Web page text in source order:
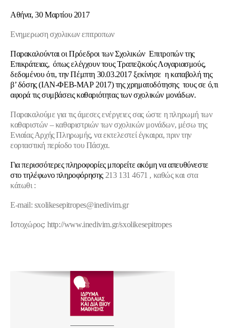
Αθήνα, 30 Μαρτίου 2017
Ενημερωση σχολικων επιτροπων
Παρακαλούνται οι Πρόεδροι των Σχολικών Επιτροπών της
Επικράτειας, όπως ελέγχουν τους Τραπεζικούς Λογαριασμούς,
δεδομένου ότι, την Πέμπτη 30.03.2017 ξεκίνησε η καταβολή της
β’ δόσης (ΙΑΝ-ΦΕΒ-ΜΑΡ 2017) της χρηματοδότησης τους σε ό,τι
αφορά τις συμβάσεις καθαριότητας των σχολικών μονάδων.
Παρακαλούμε για τις άμεσες ενέργειες σας ώστε η πληρωμή των
καθαριστών – καθαριστριών των σχολικών μονάδων, μέσω της
Ενιαίας Αρχής Πληρωμής, να εκτελεστεί έγκαιρα, πριν την
εορταστική περίοδο του Πάσχα.
Για περισσότερες πληροφορίες μπορείτε ακόμη να απευθύνεστε
στο τηλέφωνo πληροφόρησης 213 131 4671 , καθώς και στα
κάτωθι :
Ε-mail: sxolikesepitropes@inedivim.gr
Ιστοχώρος: http://www.inedivim.gr/sxolikesepitropes